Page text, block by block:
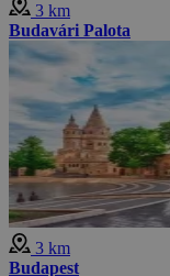
3 km
Budavári Palota
3 km
Budapest